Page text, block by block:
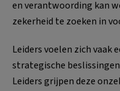
en verantwoording kan
zekerheid te zoeken in
Leiders voelen zich vaak
strategische
Leiders grijpen deze